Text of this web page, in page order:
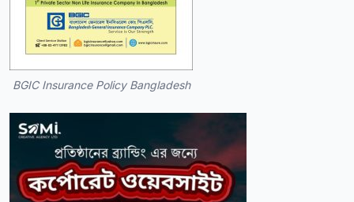
BGIC Insurance Policy Bangladesh